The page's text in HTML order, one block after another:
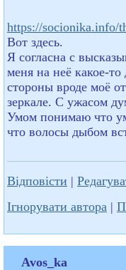
https://socionika.info/
Вот здесь.
Я согласна с
меня на неё какое-
стороны вроде моё
зеркале. С ужасом
Умом понимаю что
что волосы дыбом
Відповісти |
Ігнорувати автора |
Avos_ka